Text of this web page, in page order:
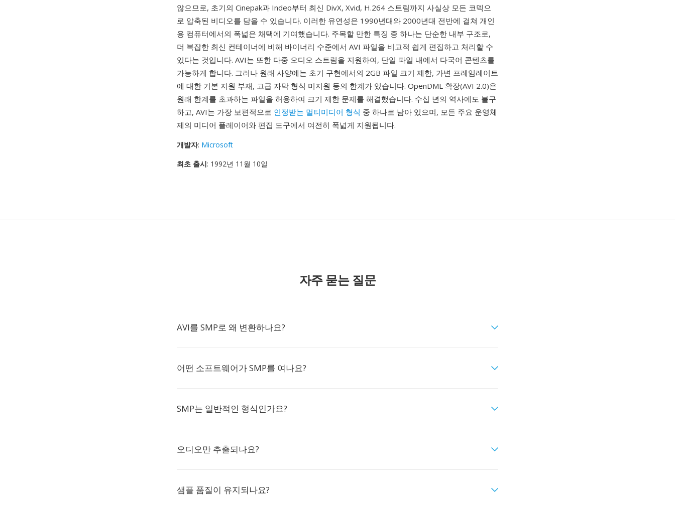
않으므로, 초기의 Cinepak과 Indeo부터 최신 DivX, Xvid, H.264 스트림까지 사실상 모든 코덱으
로 압축된 비디오를 담을 수 있습니다. 이러한 유연성은 1990년대와 2000년대 전반에 걸쳐 개인
용 컴퓨터에서의 폭넓은 채택에 기여했습니다. 주목할 만한 특징 중 하나는 단순한 내부 구조로,
더 복잡한 최신 컨테이너에 비해 바이너리 수준에서 AVI 파일을 비교적 쉽게 편집하고 처리할 수
있다는 것입니다. AVI는 또한 다중 오디오 스트림을 지원하여, 단일 파일 내에서 다국어 콘텐츠를
가능하게 합니다. 그러나 원래 사양에는 초기 구현에서의 2GB 파일 크기 제한, 가변 프레임레이트
에 대한 기본 지원 부재, 고급 자막 형식 미지원 등의 한계가 있습니다. OpenDML 확장(AVI 2.0)은
원래 한계를 초과하는 파일을 허용하여 크기 제한 문제를 해결했습니다. 수십 년의 역사에도 불구
하고, AVI는 가장 보편적으로 인정받는 멀티미디어 형식 중 하나로 남아 있으며, 모든 주요 운영체
제의 미디어 플레이어와 편집 도구에서 여전히 폭넓게 지원됩니다.
개발자: Microsoft
최초 출시: 1992년 11월 10일
자주 묻는 질문
AVI를 SMP로 왜 변환하나요?
어떤 소프트웨어가 SMP를 여나요?
SMP는 일반적인 형식인가요?
오디오만 추출되나요?
샘플 품질이 유지되나요?